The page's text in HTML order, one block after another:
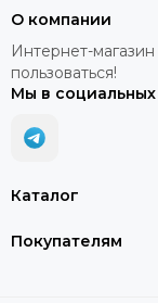
Каталог
Покупателям
О компании
Интернет-
пользоваться!
Мы в социальных